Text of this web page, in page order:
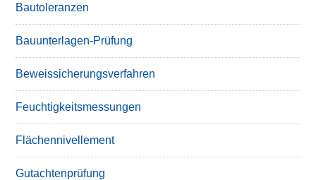
Bautoleranzen
Bauunterlagen-Prüfung
Beweissicherungsverfahren
Feuchtigkeitsmessungen
Flächennivellement
Gutachtenprüfung